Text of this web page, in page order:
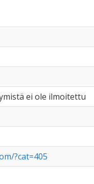
ei ole ilmoitettu
?cat=405